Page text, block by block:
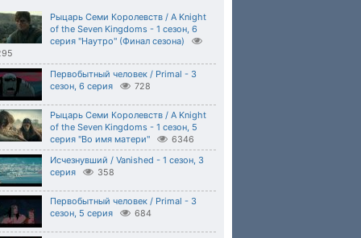
Рыцарь Семи Королевств / A Knight
of the Seven Kingdoms - 1 сезон, 6
серия "Наутро" (Финал сезона)
Первобытный человек / Primal - 3
сезон, 6 серия
728
Рыцарь Семи Королевств / A Knight
of the Seven Kingdoms - 1 сезон, 5
серия "Во имя матери"
6346
Исчезнувший / Vanished - 1 сезон, 3
серия
358
Первобытный человек / Primal - 3
сезон, 5 серия
684